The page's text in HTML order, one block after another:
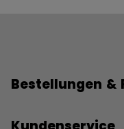
Bestellungen &